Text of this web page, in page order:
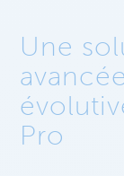
Une
Pro